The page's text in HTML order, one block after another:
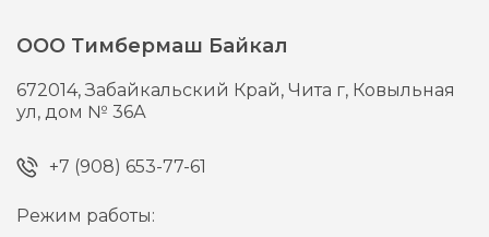
ООО Тимбермаш Байкал
672014,Забайкальский Край, Чита г, Ковыльная
ул, дом № 36А
+7 (908) 653-77-61
Режим работы: